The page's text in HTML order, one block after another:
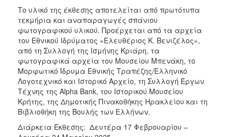
Το υλικό της έκθεσης αποτελείται από πρωτότυπα
τεκμήρια και αναπαραγωγές σπάνιου
φωτογραφικού υλικού. Προέρχεται από τα αρχεία
του Εθνικού Ιδρύματος «Ελευθέριος Κ. Βενιζέλος»,
από τη Συλλογή της Ισμήνης Κριάρη, τα
φωτογραφικά αρχεία του Μουσείου Μπενάκη, το
Μορφωτικό Ίδρυμα Εθνικής Τραπέζης/Ελληνικό
Λογοτεχνικό και Ιστορικό Αρχείο, τη Συλλογή Έργων
Τέχνης της Alpha Bank, του Ιστορικού Μουσείου
Κρήτης, της Δημοτικής Πινακοθήκης Ηρακλείου και τη
Βιβλιοθήκη της Βουλής των Ελλήνων.
Διάρκεια Έκθεσης: Δευτέρα 17 Φεβρουαρίου –